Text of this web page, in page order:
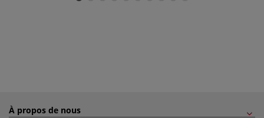
À propos de nous